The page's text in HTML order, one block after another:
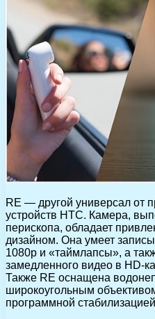
RE — другой универсал от
устройств HTC. Камера,
перископа, обладает
дизайном. Она умеет
1080p и «таймлапсы», а
замедленного видео в HD-
Также RE оснащена
широкоугольным
программной